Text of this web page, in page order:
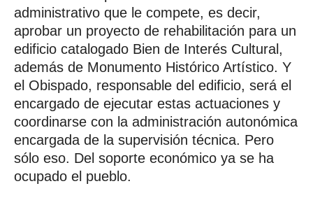
administrativo que le compete, es decir,
aprobar un proyecto de rehabilitación para un
edificio catalogado Bien de Interés Cultural,
además de Monumento Histórico Artístico. Y
el Obispado, responsable del edificio, será el
encargado de ejecutar estas actuaciones y
coordinarse con la administración autonómica
encargada de la supervisión técnica. Pero
sólo eso. Del soporte económico ya se ha
ocupado el pueblo.